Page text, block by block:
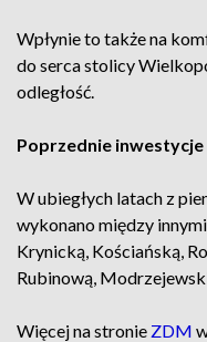
Wpłynie to także na
do serca stolicy
odległość.
Poprzednie inwestycje
W ubiegłych latach z
wykonano między
Krynicką, Kościańską,
Rubinową,
Więcej na stronie ZDM